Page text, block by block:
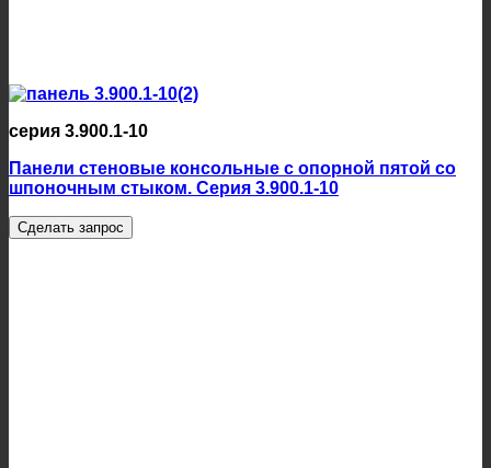
серия 3.900.1-10
Панели стеновые консольные с опорной пятой со
шпоночным стыком. Серия 3.900.1-10
Сделать запрос